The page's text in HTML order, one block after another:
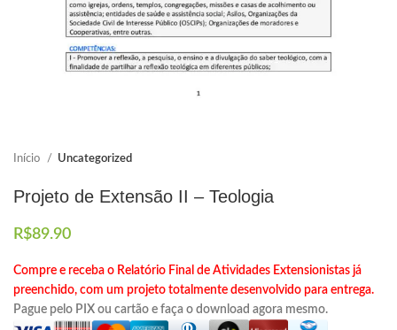
Início Uncategorized
Projeto de Extensão II – Teologia
R$89.90
Compre e receba o Relatório Final de Atividades Extensionistas já
preenchido, com um projeto totalmente desenvolvido para entrega.
Pague pelo PIX ou cartão e faça o download agora mesmo.
Elaboramos os portfólios
Envio imediato